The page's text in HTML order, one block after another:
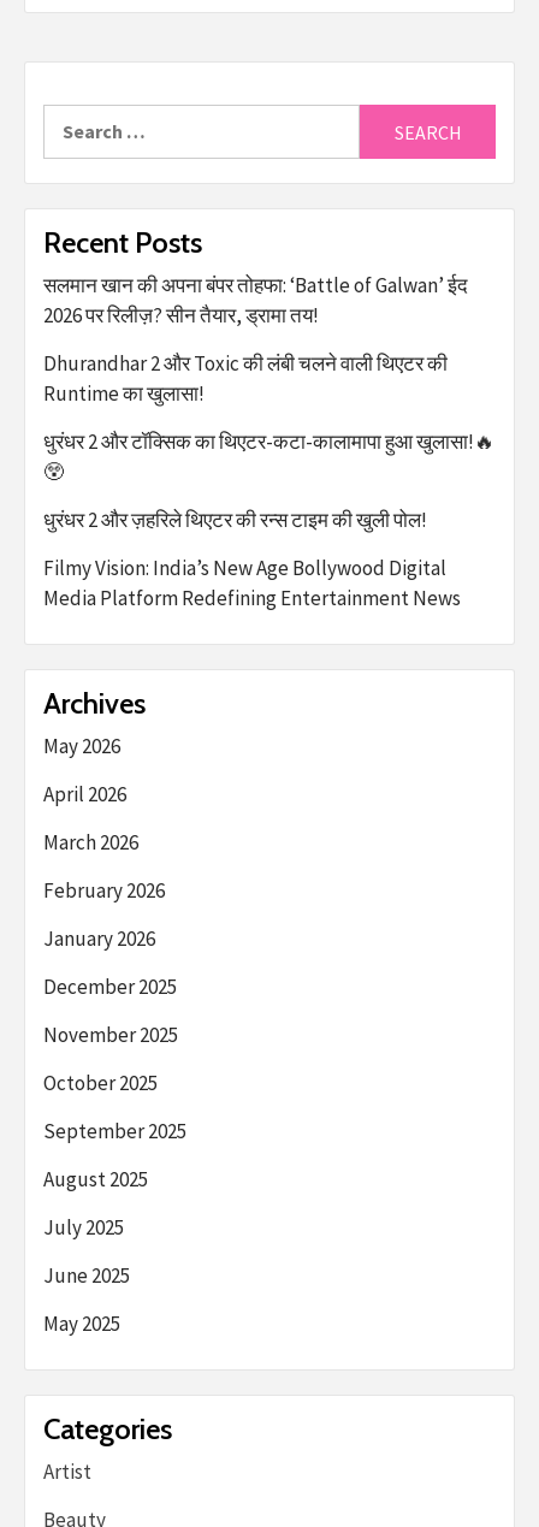
Recent Posts
सलमान खान की अपना बंपर तोहफा: ‘Battle of Galwan’ ईद
2026 पर रिलीज़? सीन तैयार, ड्रामा तय!
Dhurandhar 2 और Toxic की लंबी चलने वाली थिएटर की
Runtime का खुलासा!
धुरंधर 2 और टॉक्सिक का थिएटर-कटा-कालामापा हुआ खुलासा!🔥
😲
धुरंधर 2 और ज़हरिले थिएटर की रन्स टाइम की खुली पोल!
Filmy Vision: India’s New Age Bollywood Digital
Media Platform Redefining Entertainment News
Archives
May 2026
April 2026
March 2026
February 2026
January 2026
December 2025
November 2025
October 2025
September 2025
August 2025
July 2025
June 2025
May 2025
Categories
Artist
Beauty